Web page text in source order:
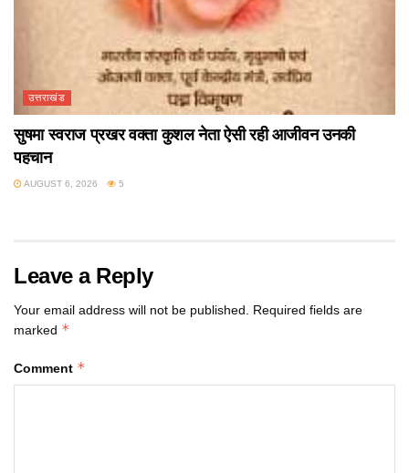
उत्तराखंड
सुषमा स्वराज प्रखर वक्ता कुशल नेता ऐसी रही आजीवन उनकी
पहचान
AUGUST 6, 2026 5
Leave a Reply
Your email address will not be published. Required fields are
marked *
Comment *